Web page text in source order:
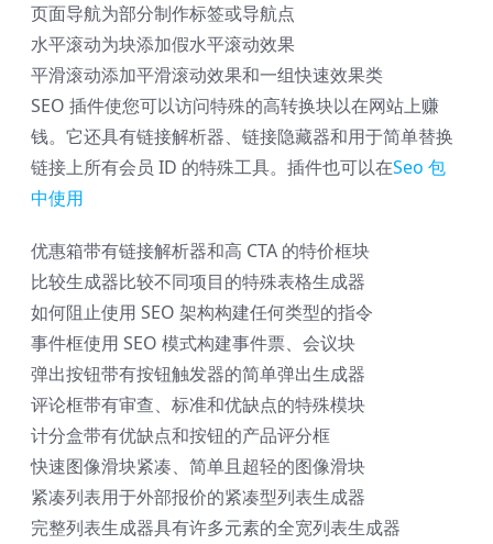
页面导航为部分制作标签或导航点
水平滚动为块添加假水平滚动效果
平滑滚动添加平滑滚动效果和一组快速效果类
SEO 插件使您可以访问特殊的高转换块以在网站上赚
钱。它还具有链接解析器、链接隐藏器和用于简单替换
链接上所有会员 ID 的特殊工具。插件也可以在Seo 包
中使用
优惠箱带有链接解析器和高 CTA 的特价框块
比较生成器比较不同项目的特殊表格生成器
如何阻止使用 SEO 架构构建任何类型的指令
事件框使用 SEO 模式构建事件票、会议块
弹出按钮带有按钮触发器的简单弹出生成器
评论框带有审查、标准和优缺点的特殊模块
计分盒带有优缺点和按钮的产品评分框
快速图像滑块紧凑、简单且超轻的图像滑块
紧凑列表用于外部报价的紧凑型列表生成器
完整列表生成器具有许多元素的全宽列表生成器